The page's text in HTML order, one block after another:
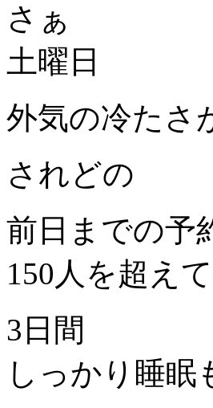
さぁ
土曜日
外気の冷たさ
されどの
前日までの予
150人を超え
3日間
しっかり睡眠